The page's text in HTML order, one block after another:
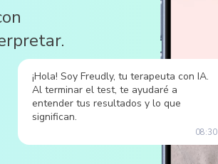
¡Hola! Soy Freudly, tu terapeuta con IA.
Al terminar el test, te ayudaré a
entender tus resultados y lo que
significan.
08:30